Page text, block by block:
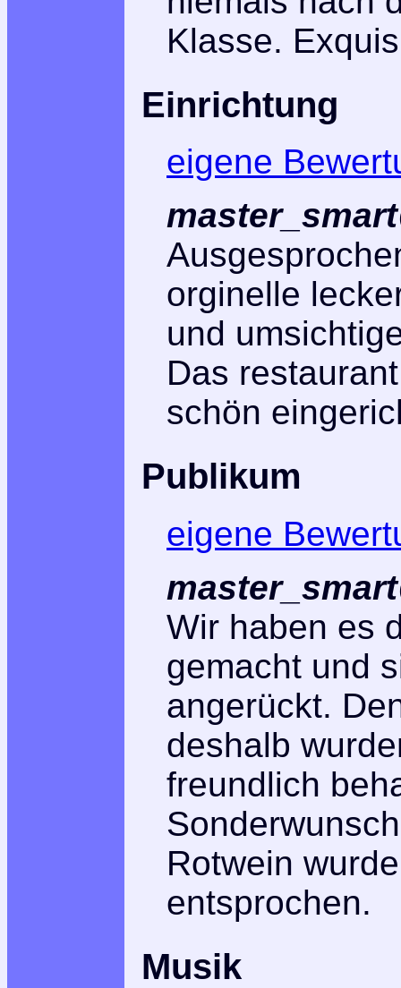
Klasse.
Einrichtung
eigene
orginelle
und
Das
schön
Publikum
eigene
Wir haben es
gemacht und
angerückt.
deshalb
freundlich
Rotwein
entsprochen.
Musik